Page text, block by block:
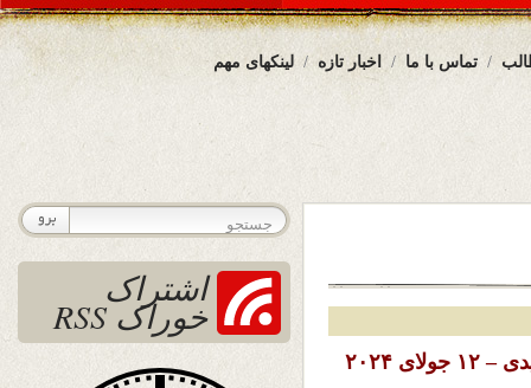
لینکهای مهم اخبار تازه تماس با ما
اشتراک
خوراک RSS